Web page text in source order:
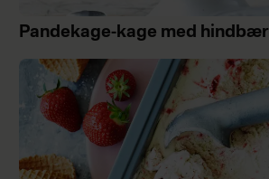
Pandekage-kage med hindbær